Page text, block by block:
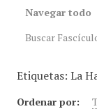
Navegar todo
Buscar
Etiquetas: La
Ordenar por: